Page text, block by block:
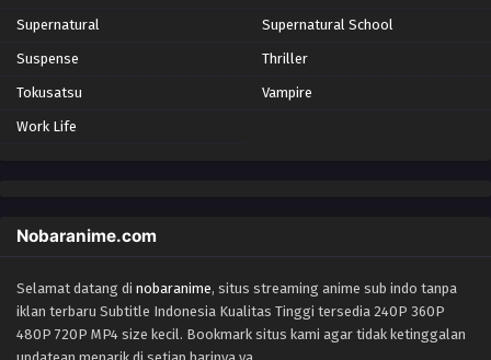
Yowamushi Pedal Episode 10
Eps 10 - Episode 10 - October 26, 2024
Eps 8 - Episode 8 - October 26, 2024
Yowamushi Pedal Episode 7
Eps 7 - Episode 7 - October 26, 2024
Supernatural Supernatural School
Suspense Thriller
Tokusatsu Vampire
Work Life
Nobaranime.com
Selamat datang di nobaranime, situs streaming anime sub indo tanpa
iklan terbaru Subtitle Indonesia Kualitas Tinggi tersedia 240P 360P
480P 720P MP4 size kecil. Bookmark situs kami agar tidak ketinggalan